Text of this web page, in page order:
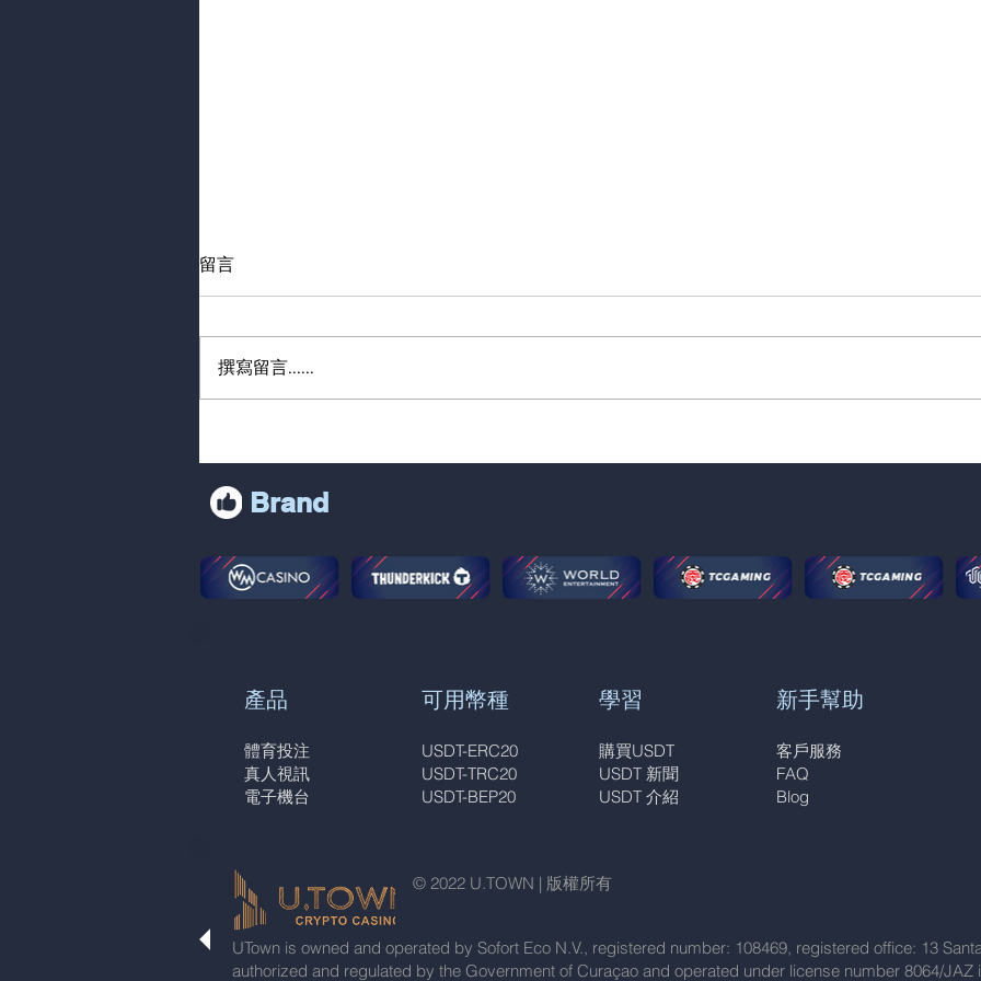
放火同房 瑪莎拉蒂綠帽男現
身否認恐嚇
跳 JKF女郎青青陪吃價碼流
不
留言
撰寫留言......
Brand
產品
體育投注
真人視訊
電子機台
可用幣種
USDT-ERC20
USDT-TRC20
USDT-BEP20
學習
購買USDT
USDT 新聞
USDT 介紹
新手幫助
客戶服務
FAQ
Blog
© 2022 U.TOWN | 版權所有
UTown is owned and operated by Sofort Eco N.V., registered number: 108469, registered office: 13
authorized and regulated by the Government of Curaçao and operated under license number 8064/JAZ